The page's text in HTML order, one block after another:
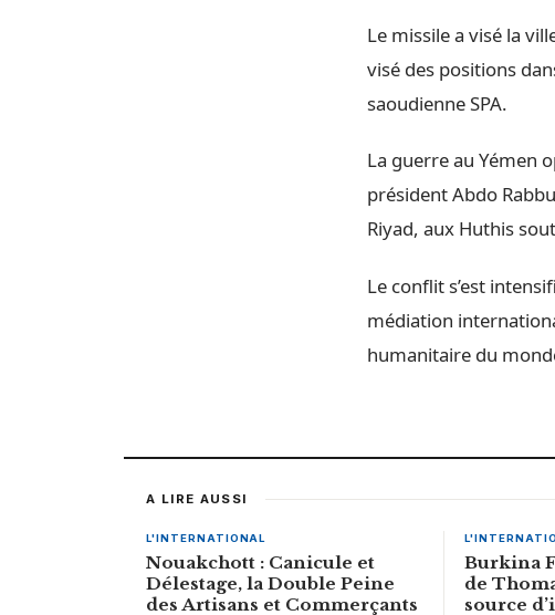
Le missile a visé la
visé des positions
saoudienne SPA.
La guerre au Yémen
président Abdo
Riyad, aux Huthis
Le conflit s’est
médiation
humanitaire du
A LIRE AUSSI
L'INTERNATIONAL
Nouakchott : Canicule et
Délestage, la Double Peine
des Artisans et Commerçants
Burkina
de
source